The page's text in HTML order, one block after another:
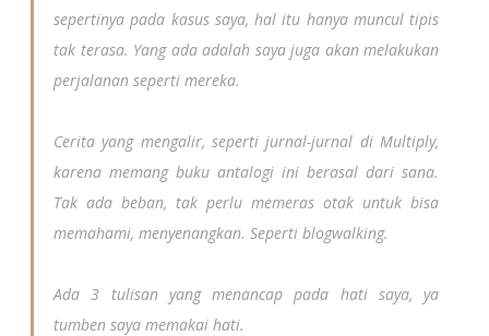
sepertinya pada kasus saya, hal itu hanya muncul tipis
tak terasa. Yang ada adalah saya juga akan melakukan
perjalanan seperti mereka.
Cerita yang mengalir, seperti jurnal-jurnal di Multiply,
karena memang buku antalogi ini berasal dari sana.
Tak ada beban, tak perlu memeras otak untuk bisa
memahami, menyenangkan. Seperti blogwalking.
Ada 3 tulisan yang menancap pada hati saya, ya
tumben saya memakai hati.